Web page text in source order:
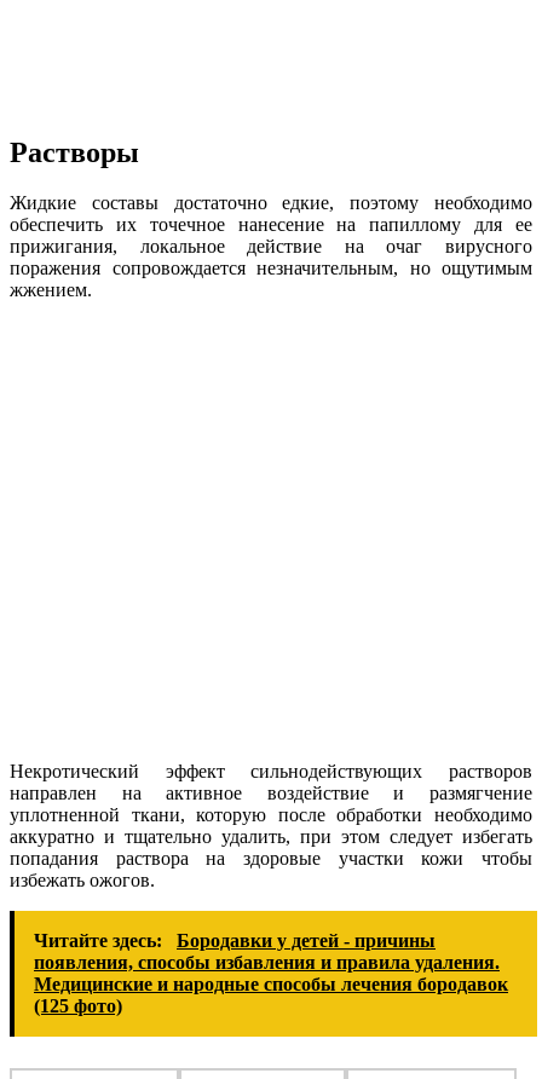
Растворы
Жидкие составы достаточно едкие, поэтому необходимо
обеспечить их точечное нанесение на папиллому для ее
прижигания, локальное действие на очаг вирусного
поражения сопровождается незначительным, но ощутимым
жжением.
Некротический эффект сильнодействующих растворов
направлен на активное воздействие и размягчение
уплотненной ткани, которую после обработки необходимо
аккуратно и тщательно удалить, при этом следует избегать
попадания раствора на здоровые участки кожи чтобы
избежать ожогов.
Читайте здесь:
Бородавки у детей - причины
появления, способы избавления и правила удаления.
Медицинские и народные способы лечения бородавок
(125 фото)